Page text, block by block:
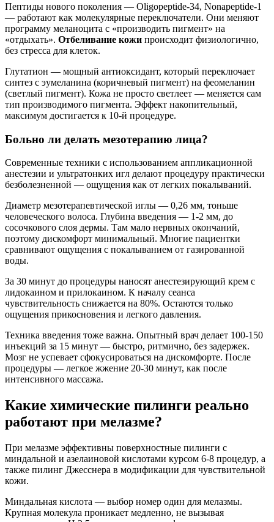
Пептиды нового поколения — Oligopeptide-34, Nonapeptide-1
— работают как молекулярные переключатели. Они меняют
программу меланоцита с «производить пигмент» на
«отдыхать». Отбеливание кожи происходит физиологично,
без стресса для клеток.
Глутатион — мощный антиоксидант, который переключает
синтез с эумеланина (коричневый пигмент) на феомеланин
(светлый пигмент). Кожа не просто светлеет — меняется сам
тип производимого пигмента. Эффект накопительный,
максимум достигается к 10-й процедуре.
Больно ли делать мезотерапию лица?
Современные техники с использованием аппликационной
анестезии и ультратонких игл делают процедуру практически
безболезненной — ощущения как от легких покалываний.
Диаметр мезотерапевтической иглы — 0,26 мм, тоньше
человеческого волоса. Глубина введения — 1-2 мм, до
сосочкового слоя дермы. Там мало нервных окончаний,
поэтому дискомфорт минимальный. Многие пациентки
сравнивают ощущения с покалыванием от газированной
воды.
За 30 минут до процедуры наносят анестезирующий крем с
лидокаином и прилокаином. К началу сеанса
чувствительность снижается на 80%. Остаются только
ощущения прикосновения и легкого давления.
Техника введения тоже важна. Опытный врач делает 100-150
инъекций за 15 минут — быстро, ритмично, без задержек.
Мозг не успевает сфокусироваться на дискомфорте. После
процедуры — легкое жжение 20-30 минут, как после
интенсивного массажа.
Какие химические пилинги реально
работают при мелазме?
При мелазме эффективны поверхностные пилинги с
миндальной и азелаиновой кислотами курсом 6-8 процедур, а
также пилинг Джесснера в модификации для чувствительной
кожи.
Миндальная кислота — выбор номер один для мелазмы.
Крупная молекула проникает медленно, не вызывая